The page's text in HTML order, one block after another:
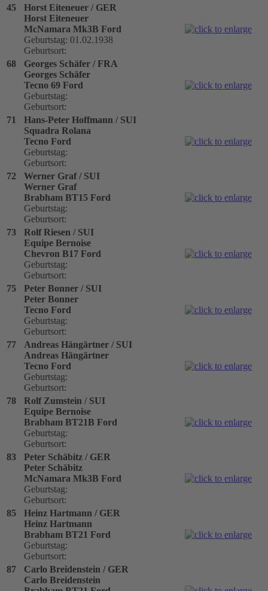
45
Horst Eiteneuer / GER
Horst Eiteneuer
McNamara Mk3B Ford
Geburtstag: 01.02.1938
Geburtsort:
68
Georges Schäfer / FRA
Georges Schäfer
Tecno 69 Ford
Geburtstag:
Geburtsort:
71
Hans-Peter Hoffmann / SUI
Squadra Rolana
Tecno Ford
Geburtstag:
Geburtsort:
72
Werner Graf / SUI
Werner Graf
Brabham BT15 Ford
Geburtstag:
Geburtsort:
73
Rolf Riesen / SUI
Equipe Bernoise
Chevron B17 Ford
Geburtstag:
Geburtsort:
75
Peter Bonner / SUI
Peter Bonner
Tecno Ford
Geburtstag:
Geburtsort:
77
Andreas Hängärtner / SUI
Andreas Hängärtner
Tecno Ford
Geburtstag:
Geburtsort:
78
Rolf Zumstein / SUI
Equipe Bernoise
Brabham BT21B Ford
Geburtstag:
Geburtsort:
83
Peter Schäbitz / GER
Peter Schäbitz
McNamara Mk3B Ford
Geburtstag:
Geburtsort:
85
Heinz Hartmann / GER
Heinz Hartmann
Brabham BT21 Ford
Geburtstag:
Geburtsort:
87
Carlo Breidenstein / GER
Carlo Breidenstein